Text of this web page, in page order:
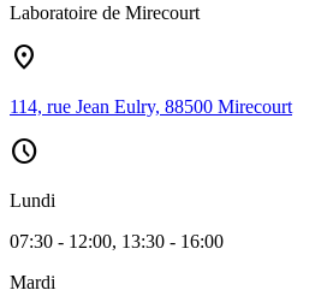
Laboratoire de Mirecourt
location_on
114, rue Jean Eulry, 88500 Mirecourt
schedule
Lundi
07:30 - 12:00, 13:30 - 16:00
Mardi